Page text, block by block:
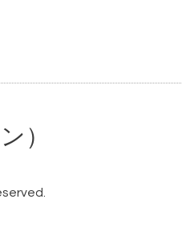
）